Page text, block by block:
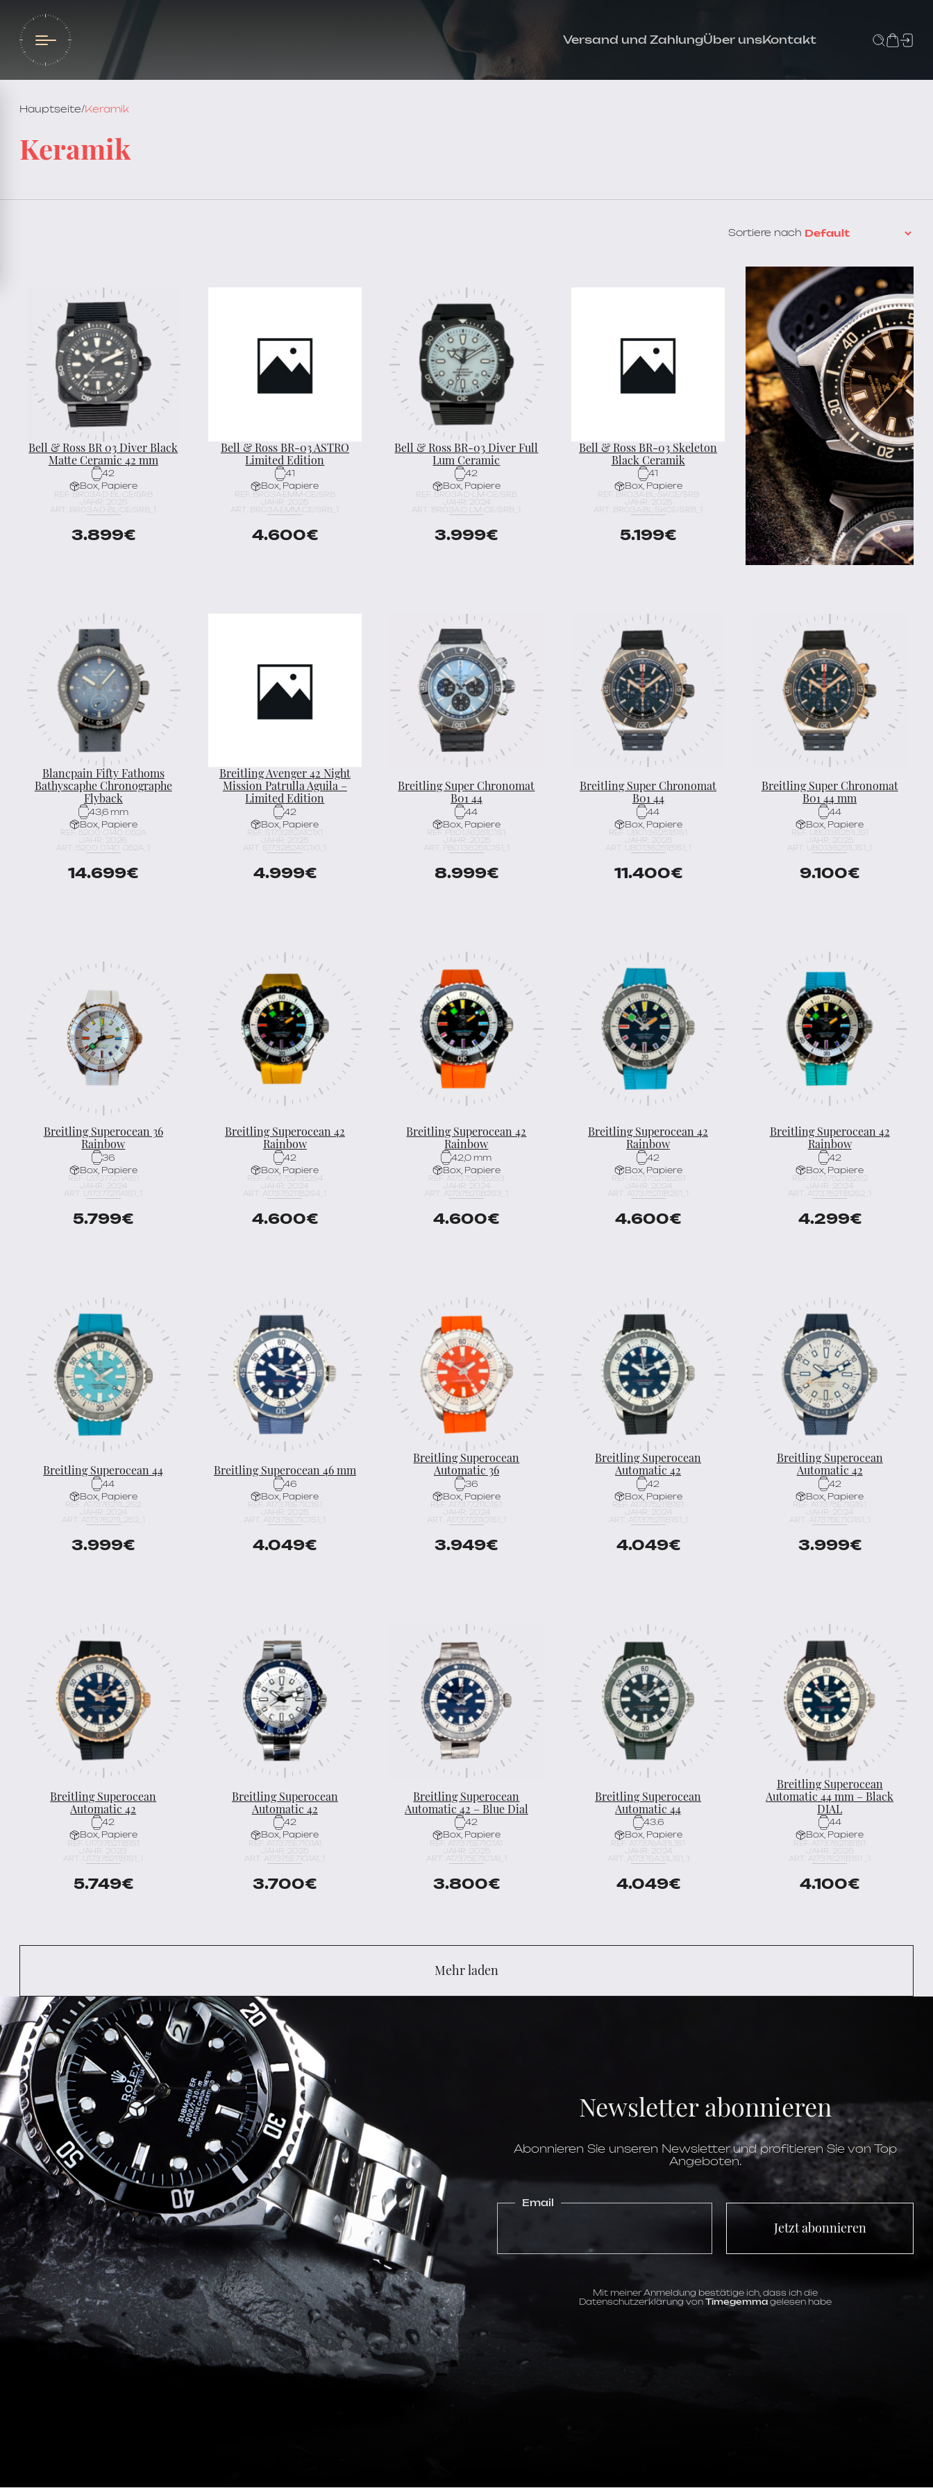
Versand und ZahlungÜber unsKontakt
Hauptseite/ Keramik
Keramik
Sortiere nach
Bell & Ross BR 03 Diver Black
Matte Ceramic 42 mm
42
Box, Papiere
REF. BR03A-D-BL-CE/SRB
JAHR: 2025
ART. BR03A-D-BL-CE/SRB_1
3.899€
Bell & Ross BR-03 ASTRO
Limited Edition
41
Box, Papiere
REF. BR03A-EMM-CE/SRB
JAHR: 2025
ART. BR03A-EMM-CE/SRB_1
4.600€
Bell & Ross BR-03 Diver Full
Lum Ceramic
42
Box, Papiere
REF. BR03A-D-LM-CE/SRB
JAHR: 2024
ART. BR03A-D-LM-CE/SRB_1
3.999€
Bell & Ross BR-03 Skeleton
Black Ceramik
41
Box, Papiere
REF. BR03A-BL-SKCE/SRB
JAHR: 2025
ART. BR03A-BL-SKCE/SRB_1
5.199€
Blancpain Fifty Fathoms
Bathyscaphe Chronographe
Flyback
43,6 mm
Box, Papiere
REF. 5200 0140 O52A
JAHR: 2026
ART. 5200 0140 O52A_1
14.699€
Breitling Avenger 42 Night
Mission Patrulla Aguila –
Limited Edition
42
Box, Papiere
REF. S173282A1C1X1
JAHR: 2025
ART. S173282A1C1X1_1
4.999€
Breitling Super Chronomat
B01 44
44
Box, Papiere
REF. PB0136251C1S1
JAHR: 2025
ART. PB0136251C1S1_1
8.999€
Breitling Super Chronomat
B01 44
44
Box, Papiere
REF. UB0136251B1S1
JAHR: 2025
ART. UB0136251B1S1_1
11.400€
Breitling Super Chronomat
B01 44 mm
44
Box, Papiere
REF. UB0136251L1S1
JAHR: 2025
ART. UB0136251L1S1_1
9.100€
Breitling Superocean 36
Rainbow
36
Box, Papiere
REF. U17377211A1S1
JAHR: 2024
ART. U17377211A1S1_1
5.799€
Breitling Superocean 42
Rainbow
42
Box, Papiere
REF. A17375211B2S4
JAHR: 2024
ART. A17375211B2S4_1
4.600€
Breitling Superocean 42
Rainbow
42,0 mm
Box, Papiere
REF. A17375211B2S3
JAHR: 2024
ART. A17375211B2S3_1
4.600€
Breitling Superocean 42
Rainbow
42
Box, Papiere
REF. A17375211B2S1
JAHR: 2024
ART. A17375211B2S1_1
4.600€
Breitling Superocean 42
Rainbow
42
Box, Papiere
REF. A17375211B2S2
JAHR: 2024
ART. A17375211B2S2_1
4.299€
Breitling Superocean 44
44
Box, Papiere
REF. A17376211L2S2
JAHR: 2024
ART. A17376211L2S2_1
3.999€
Breitling Superocean 46 mm
46
Box, Papiere
REF. A17378E71C1S1
JAHR: 2025
ART. A17378E71C1S1_1
4.049€
Breitling Superocean
Automatic 36
36
Box, Papiere
REF. A17377211O1S1
JAHR: 2024
ART. A17377211O1S1_1
3.949€
Breitling Superocean
Automatic 42
42
Box, Papiere
REF. A17375211B1S1
JAHR: 2024
ART. A17375211B1S1_1
4.049€
Breitling Superocean
Automatic 42
42
Box, Papiere
REF. A17375E71G1S1
JAHR: 2024
ART. A17375E71G1S1_1
3.999€
Breitling Superocean
Automatic 42
42
Box, Papiere
REF. U17375211B1S1
JAHR: 2023
ART. U17375211B1S1_1
5.749€
Breitling Superocean
Automatic 42
42
Box, Papiere
REF. A17375E71G1A1
JAHR: 2025
ART. A17375E71G1A1_1
3.700€
Breitling Superocean
Automatic 42 – Blue Dial
42
Box, Papiere
REF. A17375E71C1A1
JAHR: 2025
ART. A17375E71C1A1_1
3.800€
Breitling Superocean
Automatic 44
43.6
Box, Papiere
REF. A17376A31L1S1
JAHR: 2024
ART. A17376A31L1S1_1
4.049€
Breitling Superocean
Automatic 44 mm – Black
DIAL
44
Box, Papiere
REF. A17376211B1S1
JAHR: 2026
ART. A17376211B1S1 _1
4.100€
Mehr laden
Newsletter abonnieren
Abonnieren Sie unseren Newsletter und profitieren Sie von Top
Angeboten.
Email
Jetzt abonnieren
Mit meiner Anmeldung bestätige ich, dass ich die
Datenschutzerklärung von Timegemma gelesen habe